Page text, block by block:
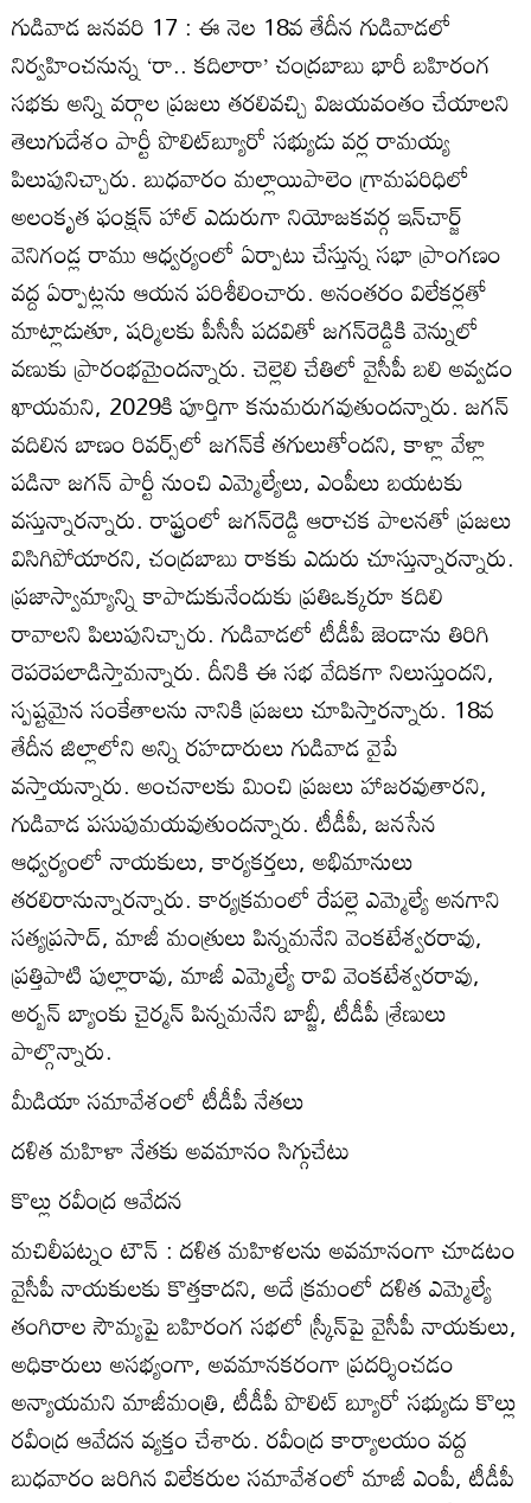
గుడివాడ జనవరి 17 : ఈ నెల 18వ తేదీన గుడివాడలో
నిర్వహించనున్న ‘రా.. కదిలారా’ చంద్రబాబు భారీ బహిరంగ
సభకు అన్ని వర్గాల ప్రజలు తరలివచ్చి విజయవంతం చేయాలని
తెలుగుదేశం పార్టీ పొలిట్‌బ్యూరో సభ్యుడు వర్ల రామయ్య
పిలుపునిచ్చారు. బుధవారం మల్లాయిపాలెం గ్రామపరిధిలో
అలంకృత ఫంక్షన్‌ హాల్‌ ఎదురుగా నియోజకవర్గ ఇన్‌చార్జ్‌
వెనిగండ్ల రాము ఆధ్వర్యంలో ఏర్పాటు చేస్తున్న సభా ప్రాంగణం
వద్ద ఏర్పాట్లను ఆయన పరిశీలించారు. అనంతరం విలేకర్లతో
మాట్లాడుతూ, షర్మిలకు పీసీసీ పదవితో జగన్‌రెడ్డికి వెన్నులో
వణుకు ప్రారంభమైందన్నారు. చెల్లెలి చేతిలో వైసీపీ బలి అవ్వడం
ఖాయమని, 2029కి పూర్తిగా కనుమరుగవుతుందన్నారు. జగన్‌
వదిలిన బాణం రివర్స్‌లో జగన్‌కే తగులుతోందని, కాళ్లా వేళ్లా
పడినా జగన్‌ పార్టీ నుంచి ఎమ్మెల్యేలు, ఎంపీలు బయటకు
వస్తున్నారన్నారు. రాష్ట్రంలో జగన్‌రెడ్డి ఆరాచక పాలనతో ప్రజలు
విసిగిపోయారని, చంద్రబాబు రాకకు ఎదురు చూస్తున్నారన్నారు.
ప్రజాస్వామ్యాన్ని కాపాడుకునేందుకు ప్రతిఒక్కరూ కదిలి
రావాలని పిలుపునిచ్చారు. గుడివాడలో టీడీపీ జెండాను తిరిగి
రెపరెపలాడిస్తామన్నారు. దీనికి ఈ సభ వేదికగా నిలుస్తుందని,
స్పష్టమైన సంకేతాలను నానికి ప్రజలు చూపిస్తారన్నారు. 18వ
తేదీన జిల్లాలోని అన్ని రహదారులు గుడివాడ వైపే
వస్తాయన్నారు. అంచనాలకు మించి ప్రజలు హాజరవుతారని,
గుడివాడ పసుపుమయవుతుందన్నారు. టీడీపీ, జనసేన
ఆధ్వర్యంలో నాయకులు, కార్యకర్తలు, అభిమానులు
తరలిరానున్నారన్నారు. కార్యక్రమంలో రేపల్లె ఎమ్మెల్యే అనగాని
సత్యప్రసాద్‌, మాజీ మంత్రులు పిన్నమనేని వెంకటేశ్వరరావు,
ప్రత్తిపాటి పుల్లారావు, మాజీ ఎమ్మెల్యే రావి వెంకటేశ్వరరావు,
అర్బన్‌ బ్యాంకు చైర్మన్‌ పిన్నమనేని బాబ్జీ, టీడీపీ శ్రేణులు
పాల్గొన్నారు.
మీడియా సమావేశంలో టీడీపీ నేతలు
దళిత మహిళా నేతకు అవమానం సిగ్గుచేటు
కొల్లు రవీంద్ర ఆవేదన
మచిలీపట్నం టౌన్‌ : దళిత మహిళలను అవమానంగా చూడటం
వైసీపీ నాయకులకు కొత్తకాదని, అదే క్రమంలో దళిత ఎమ్మెల్యే
తంగిరాల సౌమ్యపై బహిరంగ సభలో స్ర్కీన్‌పై వైసీపీ నాయకులు,
అధికారులు అసభ్యంగా, అవమానకరంగా ప్రదర్శించడం
అన్యాయమని మాజీమంత్రి, టీడీపీ పొలిట్‌ బ్యూరో సభ్యుడు కొల్లు
రవీంద్ర ఆవేదన వ్యక్తం చేశారు. రవీంద్ర కార్యాలయం వద్ద
బుధవారం జరిగిన విలేకరుల సమావేశంలో మాజీ ఎంపీ, టీడీపీ